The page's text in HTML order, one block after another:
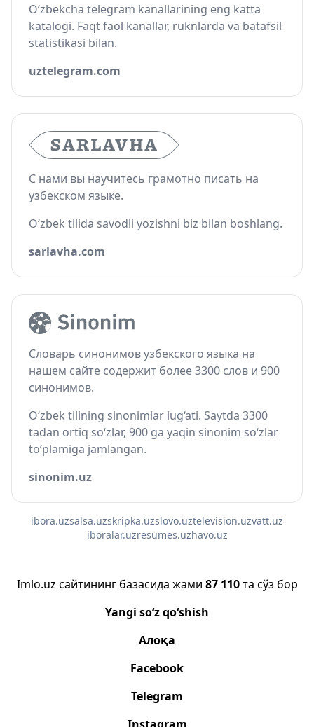
O‘zbekcha telegram kanallarining eng katta
katalogi. Faqt faol kanallar, ruknlarda va batafsil
statistikasi bilan.
uztelegram.com
С нами вы научитесь грамотно писать на
узбекском языке.
O‘zbek tilida savodli yozishni biz bilan boshlang.
sarlavha.com
Словарь синонимов узбекского языка на
нашем сайте содержит более 3300 слов и 900
синонимов.
O‘zbek tilining sinonimlar lug‘ati. Saytda 3300
tadan ortiq so‘zlar, 900 ga yaqin sinonim so‘zlar
to‘plamiga jamlangan.
sinonim.uz
ibora.uzsalsa.uzskripka.uzslovo.uztelevision.uzvatt.uz
iboralar.uzresumes.uzhavo.uz
Imlo.uz сайтининг базасида жами 87 110та сўз бор
Yangi so‘z qo‘shish
Алоқа
Facebook
Telegram